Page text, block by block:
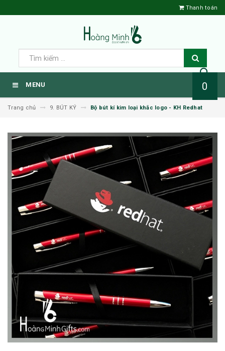
Thanh toán
MENU 0
Trang chủ 9. BÚT KÝ Bộ bút kí kim loại khắc logo - KH Redhat